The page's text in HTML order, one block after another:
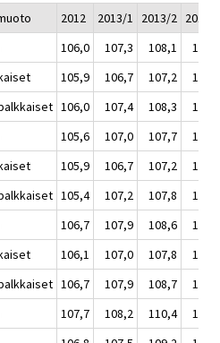
2012 2013/1 2013/2 2013/3
106,0 107,3 108,1
108,5
105,9 106,7 107,2
107,4
106,0 107,4 108,3
108,7
105,6 107,0 107,7
108,2
105,9 106,7 107,2
107,4
105,4 107,2 107,8
108,5
106,7 107,9 108,6
108,7
106,1 107,0 107,8
108,0
106,7 107,9 108,7
108,7
107,7 108,2 110,4
110,4